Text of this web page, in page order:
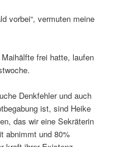
vorbei“, vermuten meine
frei hatte, laufen
Denkfehler und auch
ist, sind Heike
das wir eine Sekräterin
abnimmt und 80%